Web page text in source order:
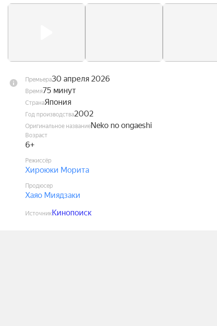
предстоит опасное приключение, чтобы
Премьера30 апреля 2026
Время75 минут
СтранаЯпония
Год производства2002
Оригинальное названиеNeko no ongaeshi
Возраст
6+
Режиссёр
Хироюки Морита
Продюсер
Хаяо Миядзаки
ИсточникКинопоиск